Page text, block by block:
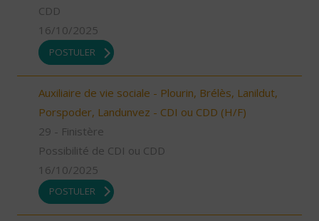
CDD
16/10/2025
POSTULER
Auxiliaire de vie sociale - Plourin, Brélès, Lanildut,
Porspoder, Landunvez - CDI ou CDD (H/F)
29 - Finistère
Possibilité de CDI ou CDD
16/10/2025
POSTULER